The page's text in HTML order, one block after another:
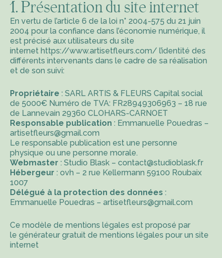
1. Présentation du site internet
En vertu de l’article 6 de la loi n° 2004-575 du 21 juin
2004 pour la confiance dans l’économie numérique, il
est précisé aux utilisateurs du site
internet https://www.artisetfleurs.com/ l’identité des
différents intervenants dans le cadre de sa réalisation
et de son suivi:
Propriétaire : SARL ARTIS & FLEURS Capital social
de 5000€ Numéro de TVA: FR28949306963 – 18 rue
de Lannevain 29360 CLOHARS-CARNOET
Responsable publication : Emmanuelle Pouedras –
artisetfleurs@gmail.com
Le responsable publication est une personne
physique ou une personne morale.
Webmaster : Studio Blask – contact@studioblask.fr
Hébergeur : ovh – 2 rue Kellermann 59100 Roubaix
1007
Délégué à la protection des données :
Emmanuelle Pouedras – artisetfleurs@gmail.com
Ce modèle de mentions légales est proposé par
le générateur gratuit de mentions légales pour un site
internet